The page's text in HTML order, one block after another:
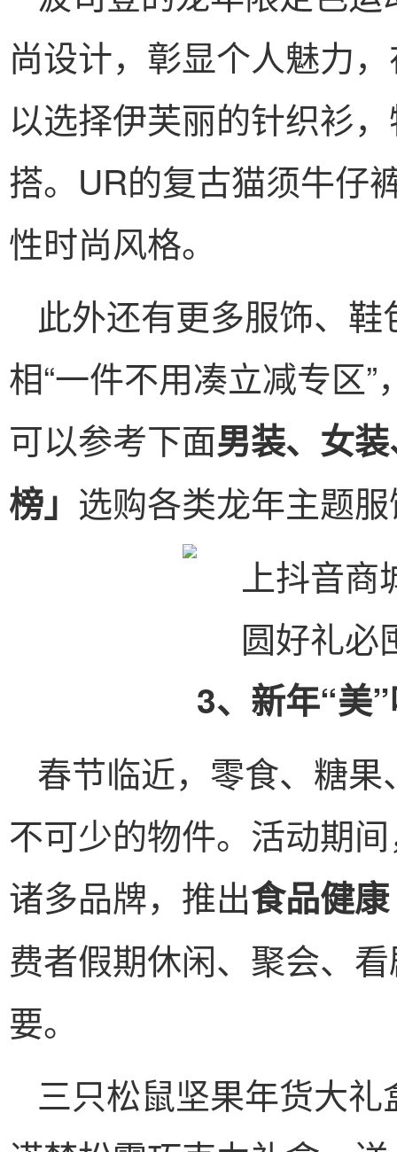
尚设计，彰显个人魅力
以选择伊芙丽的针织衫
搭。UR的复古猫须牛仔
性时尚风格。
此外还有更多服饰、
相“一件不用凑立减专区
可以参考下面男装、女
榜」 选购各类龙年主题
3、新年“美
春节临近，零食、糖
不可少的物件。活动期
诸多品牌，推出食品健
费者假期休闲、聚会、
要。
三只松鼠坚果年货大